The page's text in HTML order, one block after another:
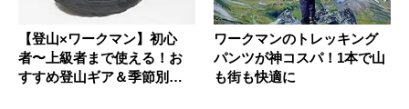
【登山×ワークマン】初心
者〜上級者まで使える！お
すすめ登山ギア＆季節別コ
ワークマンのトレッキング
パンツが神コスパ！1本で山
も街も快適に